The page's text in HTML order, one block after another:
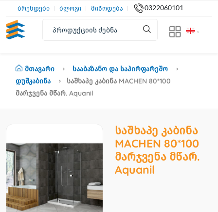
ბრენდები ბლოგი მიწოდება 0322060101
Მთავარი
Სააბაზანო Და Საპირფარეშო
Დუშკაბინა
Საშხაპე Კაბინა MACHEN 80*100
Მარჯვენა Მწარ. Aquanil
საშხაპე კაბინა
MACHEN 80*100
მარჯვენა მწარ.
Aquanil